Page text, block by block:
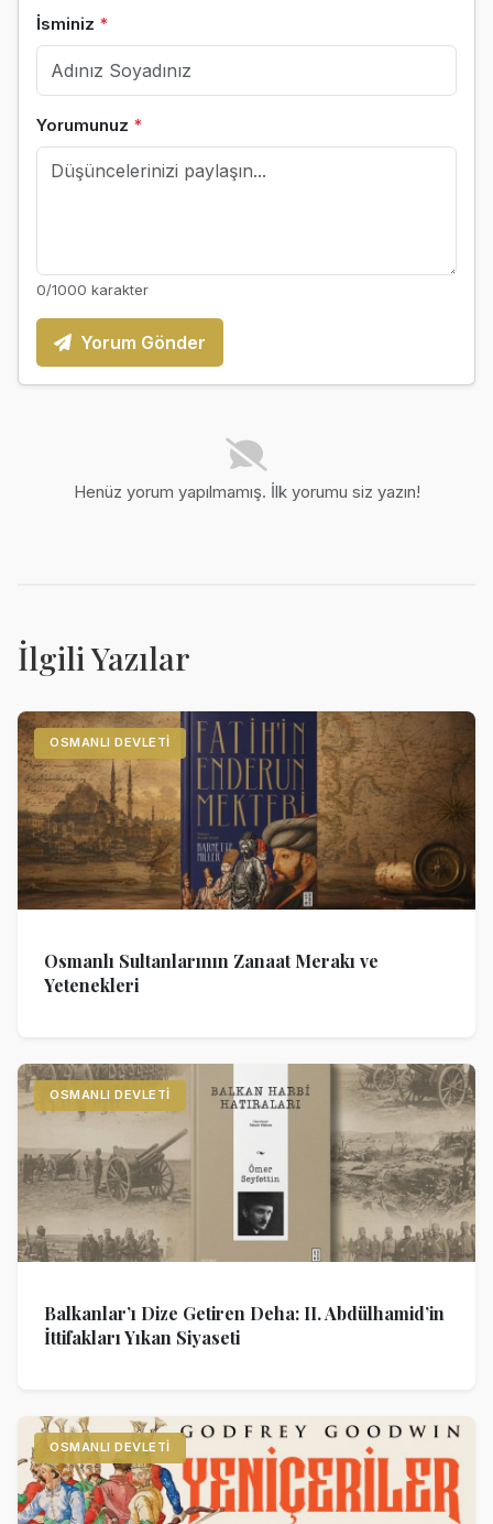
İsminiz *
Yorumunuz *
0/1000 karakter
Yorum Gönder
Henüz yorum yapılmamış. İlk yorumu siz yazın!
İlgili Yazılar
OSMANLI DEVLETI
Osmanlı Sultanlarının Zanaat Merakı ve
Yetenekleri
OSMANLI DEVLETI
Balkanlar’ı Dize Getiren Deha: II. Abdülhamid’in
İttifakları Yıkan Siyaseti
OSMANLI DEVLETI